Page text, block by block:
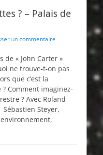
? – Palais de
un commentaire
de « John Carter »
ne trouve-t-on pas
que c’est la
Comment imaginez-
? Avec Roland
Steyer,